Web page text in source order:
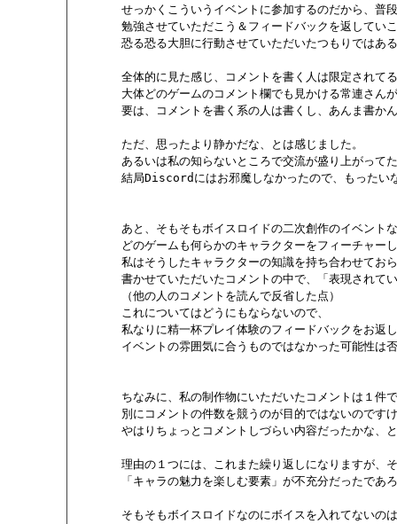
せっかくこういうイベントに参加するのだから、普
勉強させていただこう＆フィードバックを返してい
恐る恐る大胆に行動させていただいたつもりではあ
全体的に見た感じ、コメントを書く人は限定されて
大体どのゲームのコメント欄でも見かける常連さん
要は、コメントを書く系の人は書くし、あんま書か
       ただ、思ったより静かだな、とは感じました。
あるいは私の知らないところで交流が盛り上がって
結局Discordにはお邪魔しなかったので、もったい
あと、そもそもボイスロイドの二次創作のイベント
どのゲームも何らかのキャラクターをフィーチャー
私はそうしたキャラクターの知識を持ち合わせてお
書かせていただいたコメントの中で、「表現されて
       （他の人のコメントを読んで反省した点）
       これについてはどうにもならないので、
私なりに精一杯プレイ体験のフィードバックをお返
イベントの雰囲気に合うものではなかった可能性は
ちなみに、私の制作物にいただいたコメントは１件
別にコメントの件数を競うのが目的ではないのです
やはりちょっとコメントしづらい内容だったかな、
理由の１つには、これまた繰り返しになりますが、
「キャラの魅力を楽しむ要素」が不充分だったであ
そもそもボイスロイドなのにボイスを入れてないの